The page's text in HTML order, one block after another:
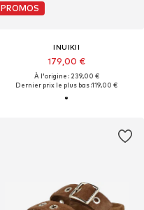
PROMOS
INUIKII
179,00 €
À l'origine : 239,00 €
Dernier prix le plus bas :119,00 €